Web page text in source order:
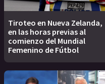
Tiroteo en Nueva Zelanda,
en las horas previas al
comienzo del Mundial
Femenino de Fútbol